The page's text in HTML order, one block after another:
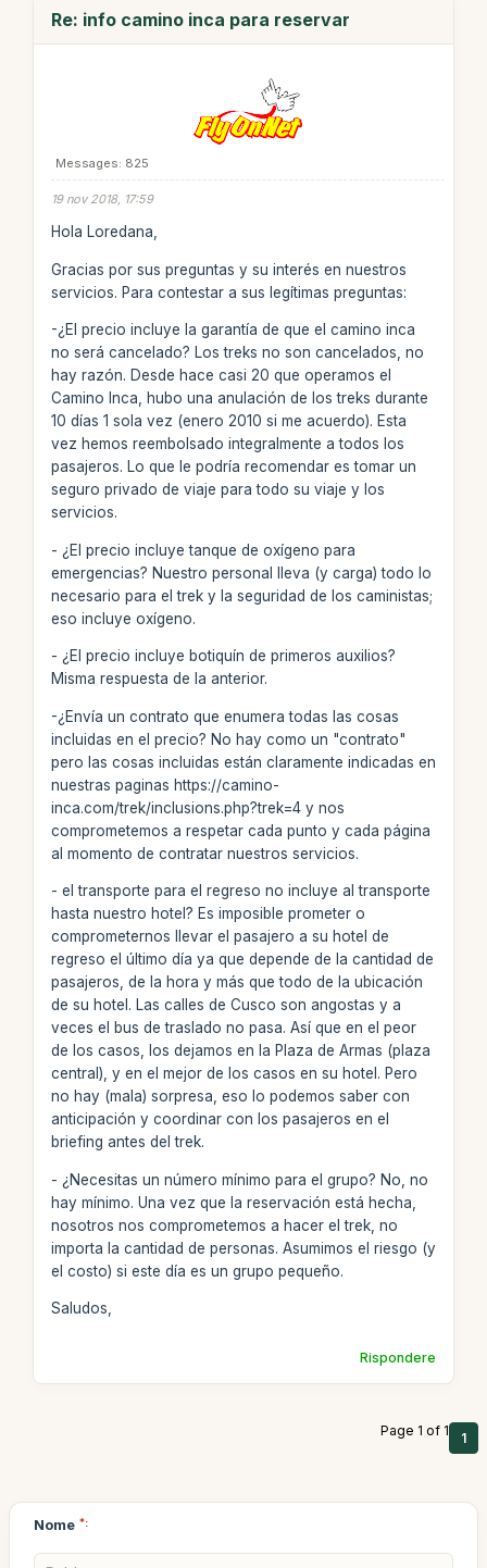
Re: info camino inca para reservar
Messages: 825
19 nov 2018, 17:59
Hola Loredana,
Gracias por sus preguntas y su interés en nuestros
servicios. Para contestar a sus legítimas preguntas:
-¿El precio incluye la garantía de que el camino inca
no será cancelado? Los treks no son cancelados, no
hay razón. Desde hace casi 20 que operamos el
Camino Inca, hubo una anulación de los treks durante
10 días 1 sola vez (enero 2010 si me acuerdo). Esta
vez hemos reembolsado integralmente a todos los
pasajeros. Lo que le podría recomendar es tomar un
seguro privado de viaje para todo su viaje y los
servicios.
- ¿El precio incluye tanque de oxígeno para
emergencias? Nuestro personal lleva (y carga) todo lo
necesario para el trek y la seguridad de los caministas;
eso incluye oxígeno.
- ¿El precio incluye botiquín de primeros auxilios?
Misma respuesta de la anterior.
-¿Envía un contrato que enumera todas las cosas
incluidas en el precio? No hay como un "contrato"
pero las cosas incluidas están claramente indicadas en
nuestras paginas https://camino-
inca.com/trek/inclusions.php?trek=4 y nos
comprometemos a respetar cada punto y cada página
al momento de contratar nuestros servicios.
- el transporte para el regreso no incluye al transporte
hasta nuestro hotel? Es imposible prometer o
comprometernos llevar el pasajero a su hotel de
regreso el último día ya que depende de la cantidad de
pasajeros, de la hora y más que todo de la ubicación
de su hotel. Las calles de Cusco son angostas y a
veces el bus de traslado no pasa. Así que en el peor
de los casos, los dejamos en la Plaza de Armas (plaza
central), y en el mejor de los casos en su hotel. Pero
no hay (mala) sorpresa, eso lo podemos saber con
anticipación y coordinar con los pasajeros en el
briefing antes del trek.
- ¿Necesitas un número mínimo para el grupo? No, no
hay mínimo. Una vez que la reservación está hecha,
nosotros nos comprometemos a hacer el trek, no
importa la cantidad de personas. Asumimos el riesgo (y
el costo) si este día es un grupo pequeño.
Saludos,
Rispondere
Page 1 of 1 1
Nome *: